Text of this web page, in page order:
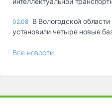
02.08 В Вологодской
установили четыре новые
Все новости